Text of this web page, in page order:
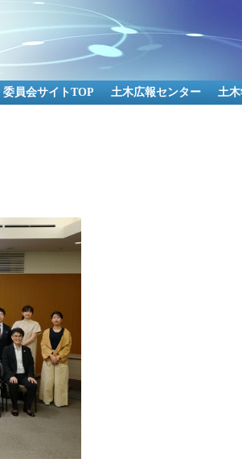
委員会サイトTOP 土木広報センター 土